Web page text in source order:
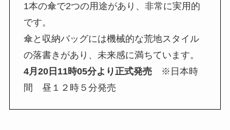
1本の傘で2つの用途があり、非常に実用的
です。
傘と収納バッグには機械的な荒地スタイル
の落書きがあり、未来感に満ちています。
4月20日11時05分より正式発売※日本時
間 昼１２時５分発売